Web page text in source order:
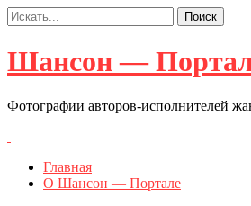
Шансон —
Фотографии авторов-исполнителей
Главная
О Шансон — Портале